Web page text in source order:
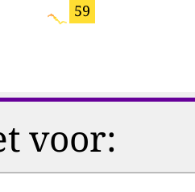
59
voor: